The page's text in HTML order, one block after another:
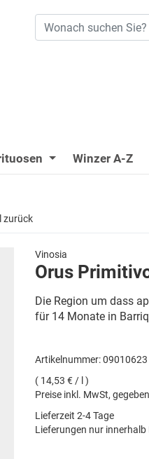
Winzer A-Z
zurück
Vinosia
Orus
Die Region um dass
für 14 Monate in
Artikelnummer: 09010623
( 14,53 € / l )
Preise inkl. MwSt,
Lieferzeit 2-4 Tage
Lieferungen nur